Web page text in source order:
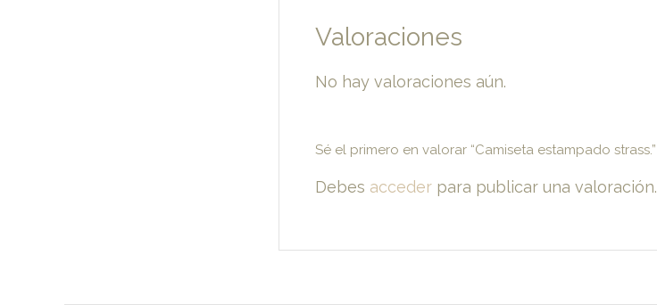
Valoraciones
No hay valoraciones aún.
Sé el primero en valorar “Camiseta estampado strass.”
Debes acceder para publicar una valoración.